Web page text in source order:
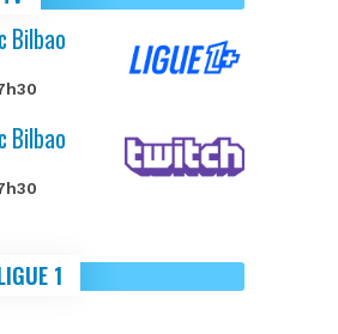
Bilbao
Bilbao
1